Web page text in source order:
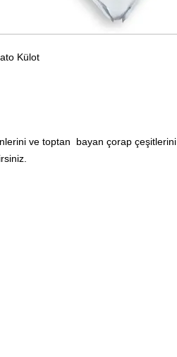
Külot
ve toptan bayan çorap çeşitlerini